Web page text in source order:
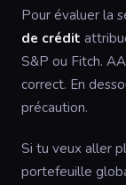
Pour évaluer la
de crédit
S&P ou Fitch.
correct. En
précaution.
Si tu veux aller
portefeuille